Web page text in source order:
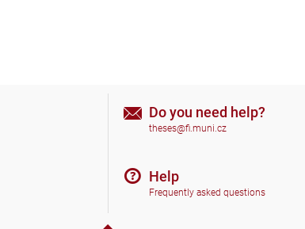
Do you need help?
theses@fi.muni.cz
Help
Frequently asked questions